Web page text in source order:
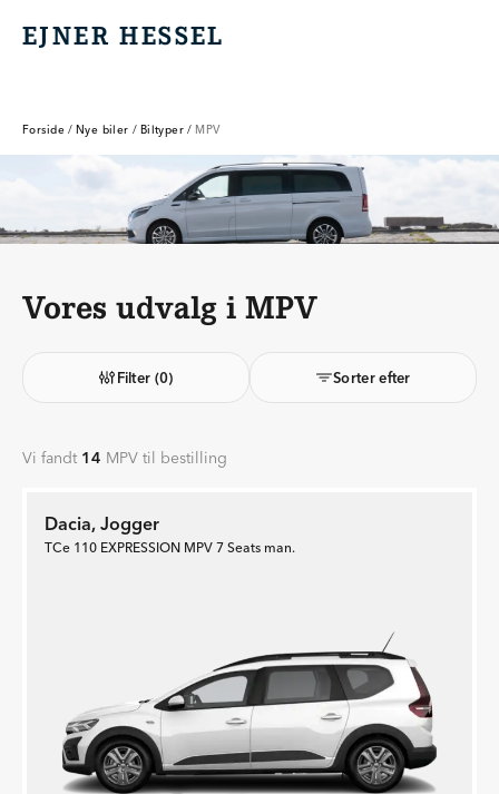
EJNER HESSEL
EJNER HESSEL
Forside / Nye biler / Biltyper / MPV
Vores udvalg i MPV
Filter (0) Sorter efter
Vi fandt 14 MPV til bestilling
Dacia, Jogger
TCe 110 EXPRESSION MPV 7 Seats man.